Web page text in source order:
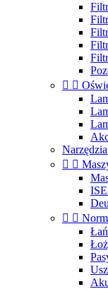
 
 
 